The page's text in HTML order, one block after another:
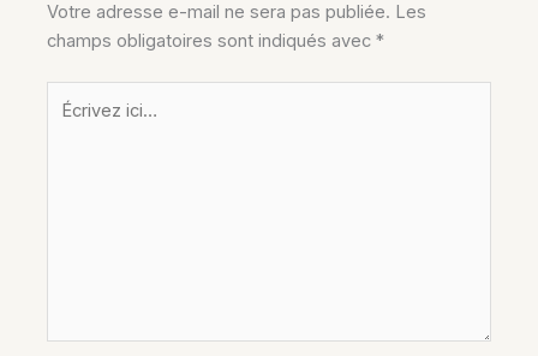
Votre adresse e-mail ne sera pas publiée. Les
champs obligatoires sont indiqués avec*
Écrivez
ici…